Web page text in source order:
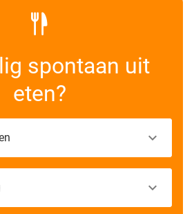
spontaan uit
eten?